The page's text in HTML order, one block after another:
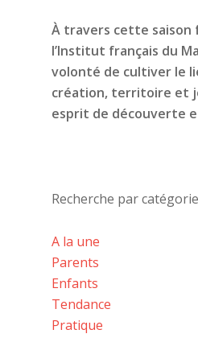
À travers cette saison
l’Institut français du
volonté de cultiver le
création, territoire et
esprit de découverte
Recherche par
A la une
Parents
Enfants
Tendance
Pratique